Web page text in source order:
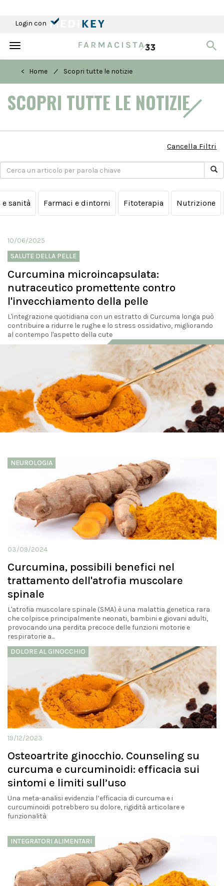
Login con
Toggle
< Home
/ Scopri tutte le notizie
SCOPRI TUTTE LE NOTIZIE
Cancella Filtri
sanità Farmaci e dintorni Fitoterapia Nutrizione
10/06/2025
SALUTE DELLA PELLE
Curcumina microincapsulata:
nutraceutico promettente contro
l'invecchiamento della pelle
L'integrazione quotidiana con un estratto di Curcuma longa può
contribuire a ridurre le rughe e lo stress ossidativo, migliorando
al contempo l'aspetto della cute
NEUROLOGIA
03/09/2024
Curcumina, possibili benefici nel
trattamento dell'atrofia muscolare
spinale
L'atrofia muscolare spinale (SMA) è una malattia genetica rara
che colpisce principalmente neonati, bambini e giovani adulti,
provocando una perdita precoce delle funzioni motorie e
respiratorie a...
DOLORE AL GINOCCHIO
19/12/2023
Osteoartrite ginocchio. Counseling su
curcuma e curcuminoidi: efficacia sui
sintomi e limiti sull’uso
Una meta-analisi evidenzia l’efficacia di curcuma e i
curcuminoidi potrebbero su dolore, rigidità articolare e
funzionalità
INTEGRATORI ALIMENTARI